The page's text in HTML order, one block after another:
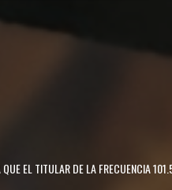
EL TITULAR DE LA FRECUENCIA